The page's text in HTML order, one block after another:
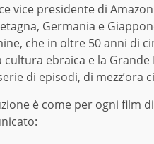
vice presidente di
Germania e
che in oltre 50 anni di
cultura ebraica e la
di episodi, di mezz’ora
è come per ogni film di